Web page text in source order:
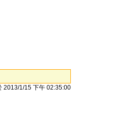
2013/1/15 下午 02:35:00